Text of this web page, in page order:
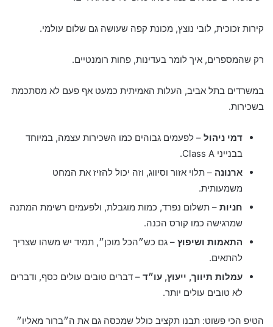
קירות זכוכית, לובי נוצץ, מכונת קפה שעושה גם שלום עולמי.
רק שהמספרים, איך לומר בעדינות, פחות רומנטיים.
במשרדים בתל אביב, העלות האמיתית כמעט אף פעם לא מסתכמת
בשכירות.
דמי ניהול – לפעמים גבוהים כמו השכירות עצמה, במיוחד
בבנייני Class A.
ארנונה – תלוי אזור וסיווג, וזה יכול להזיז את המחט
משמעותית.
חניות – תשלום נפרד, כמות מוגבלת, ולפעמים רשימת המתנה
שמרגישה כמו קורס הכנה.
התאמות ושיפוץ – גם כש״הכל מוכן״, תמיד יש משהו שצריך
להתאים.
עמלות תיווך, ייעוץ, עו״ד – דברים טובים עולים כסף, ודברים
לא טובים עולים יותר.
הטיפ הכי פשוט: תבנו תקציב כולל שמכסה גם את ה״ברור מאליו״